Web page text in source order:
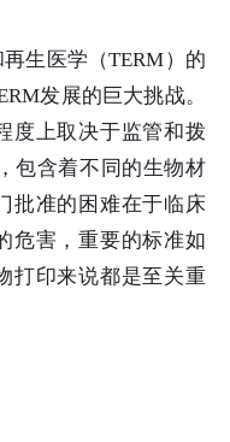
生医学（TERM）的
发展的巨大挑战。
度上取决于监管和拨
包含着不同的生物材
批准的困难在于临床
危害，重要的标准如
打印来说都是至关重